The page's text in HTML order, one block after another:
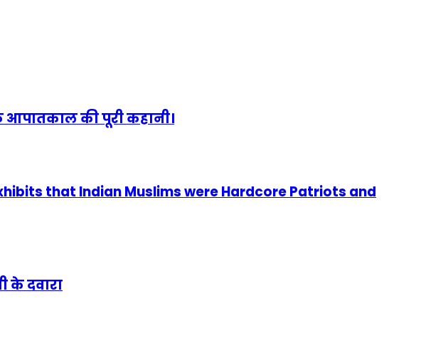
आपातकाल की पूरी कहानी।
Exhibits that Indian Muslims were Hardcore Patriots and
के दवारा